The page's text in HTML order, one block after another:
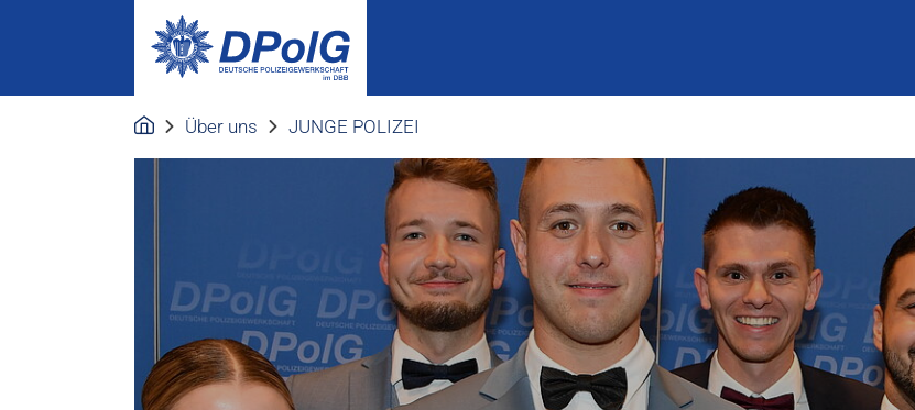
Über uns JUNGE POLIZEI